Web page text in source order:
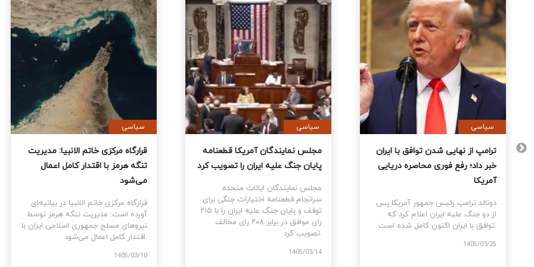
سیاسی
ترامپ از نهایی شدن توافق با ایران
خبر داد؛ رفع فوری محاصره دریایی
دونالد ترامپ رئیس جمهور آمریکا پس
از دو جنگ علیه ایران اعلام کرد که
توافق با ایران اکنون کامل شده است.
سیاسی
مجلس نمایندگان آمریکا قطعنامه
پایان جنگ علیه ایران را تصویب کرد
مجلس نمایندگان ایالات متحده
سرانجام قطعنامه اختیارات جنگی برای
تصویب کرد.
سیاسی
قرارگاه مرکزی خاتم الانبیا:
تنگه هرمز با اقتدار کامل اعمال
قرارگاه مرکزی خاتم الانبیا در
آورده است: مدیریت تنگه هرمز
نیروهای مسلح جمهوری اسلامی